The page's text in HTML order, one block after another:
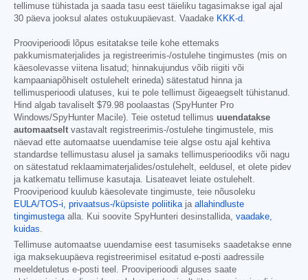
tellimuse tühistada ja saada tasu eest täieliku tagasimakse igal ajal
30 päeva jooksul alates ostukuupäevast. Vaadake KKK-d.
Prooviperioodi lõpus esitatakse teile kohe ettemaks
pakkumismaterjalides ja registreerimis-/ostulehe tingimustes (mis on
käesolevasse viitena lisatud; hinnakujundus võib riigiti või
kampaaniapõhiselt ostulehelt erineda) sätestatud hinna ja
tellimusperioodi ulatuses, kui te pole tellimust õigeaegselt tühistanud.
Hind algab tavaliselt $79.98 poolaastas (SpyHunter Pro
Windows/SpyHunter Macile). Teie ostetud tellimus uuendatakse
automaatselt vastavalt registreerimis-/ostulehe tingimustele, mis
näevad ette automaatse uuendamise teie algse ostu ajal kehtiva
standardse tellimustasu alusel ja samaks tellimusperioodiks või nagu
on sätestatud reklaamimaterjalides/ostulehelt, eeldusel, et olete pidev
ja katkematu tellimuse kasutaja. Lisateavet leiate ostulehelt.
Prooviperiood kuulub käesolevate tingimuste, teie nõusoleku
EULA/TOS-i, privaatsus-/küpsiste poliitikaja allahindluste
tingimustegaalla. Kui soovite SpyHunteri desinstallida, vaadake,
kuidas.
Tellimuse automaatse uuendamise eest tasumiseks saadetakse enne
iga maksekuupäeva registreerimisel esitatud e-posti aadressile
meeldetuletus e-posti teel. Prooviperioodi alguses saate